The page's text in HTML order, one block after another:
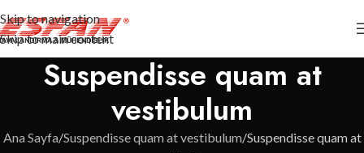
Skip to navigation
Skip to main content
Suspendisse quam at
vestibulum
Ana Sayfa Suspendisse quam at vestibulum Suspendisse quam at